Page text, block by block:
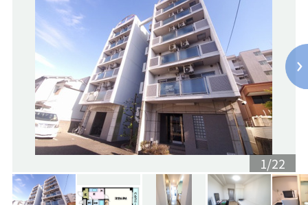
1/22